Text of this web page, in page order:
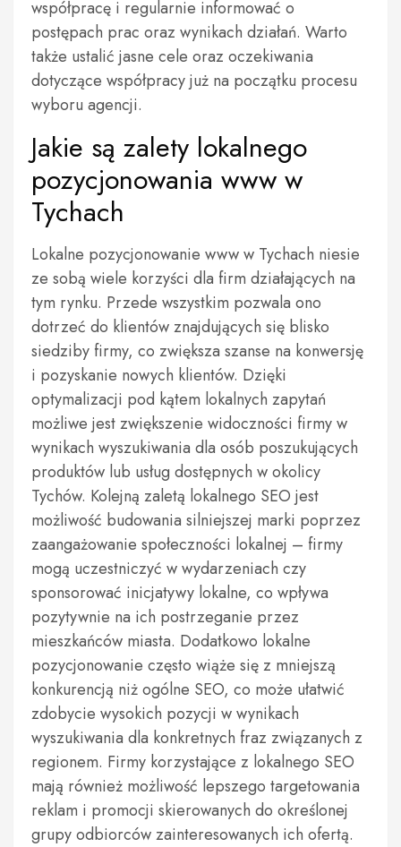
współpracę i regularnie informować o
postępach prac oraz wynikach działań. Warto
także ustalić jasne cele oraz oczekiwania
dotyczące współpracy już na początku procesu
wyboru agencji.
Jakie są zalety lokalnego
pozycjonowania www w
Tychach
Lokalne pozycjonowanie www w Tychach niesie
ze sobą wiele korzyści dla firm działających na
tym rynku. Przede wszystkim pozwala ono
dotrzeć do klientów znajdujących się blisko
siedziby firmy, co zwiększa szanse na konwersję
i pozyskanie nowych klientów. Dzięki
optymalizacji pod kątem lokalnych zapytań
możliwe jest zwiększenie widoczności firmy w
wynikach wyszukiwania dla osób poszukujących
produktów lub usług dostępnych w okolicy
Tychów. Kolejną zaletą lokalnego SEO jest
możliwość budowania silniejszej marki poprzez
zaangażowanie społeczności lokalnej – firmy
mogą uczestniczyć w wydarzeniach czy
sponsorować inicjatywy lokalne, co wpływa
pozytywnie na ich postrzeganie przez
mieszkańców miasta. Dodatkowo lokalne
pozycjonowanie często wiąże się z mniejszą
konkurencją niż ogólne SEO, co może ułatwić
zdobycie wysokich pozycji w wynikach
wyszukiwania dla konkretnych fraz związanych z
regionem. Firmy korzystające z lokalnego SEO
mają również możliwość lepszego targetowania
reklam i promocji skierowanych do określonej
grupy odbiorców zainteresowanych ich ofertą.